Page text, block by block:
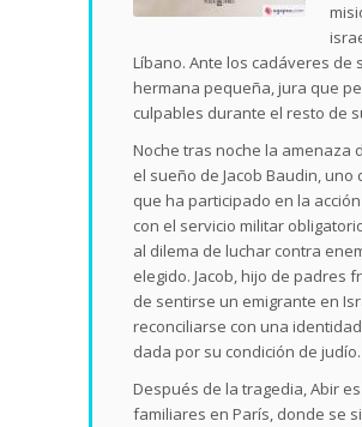
Líbano. Ante los cadáveres de
hermana pequeña, jura que
culpables durante el resto de
Noche tras noche la amenaza
el sueño de Jacob Baudin, uno
que ha participado en la acción
con el servicio militar
al dilema de luchar contra
elegido. Jacob, hijo de padres
de sentirse un emigrante en
reconciliarse con una identidad
dada por su condición de judío.
Después de la tragedia, Abir es
familiares en París, donde se